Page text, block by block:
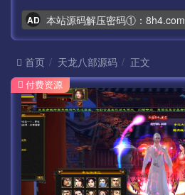
AD 本站源码解压密码①：8h4.com
首页 天龙八部源码 正文
付费资源